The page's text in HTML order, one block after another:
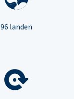
96 landen